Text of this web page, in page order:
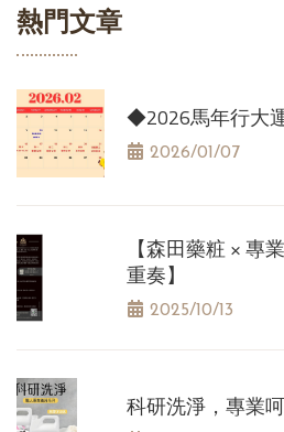
熱門文章
◆2026馬年行大
2026/01/07
【森田藥粧 × 專
重奏】
2025/10/13
科研洗淨，專業